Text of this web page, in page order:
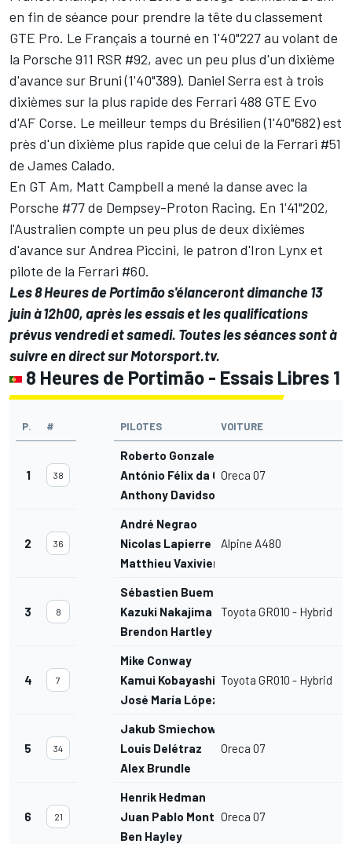
en fin de séance pour prendre la tête du classement
GTE Pro. Le Français a tourné en 1'40"227 au volant de
la Porsche 911 RSR #92, avec un peu plus d'un dixième
d'avance sur Bruni (1'40"389). Daniel Serra est à trois
dixièmes sur la plus rapide des Ferrari 488 GTE Evo
d'AF Corse. Le meilleur temps du Brésilien (1'40"682) est
près d'un dixième plus rapide que celui de la Ferrari #51
de James Calado.
En GT Am, Matt Campbell a mené la danse avec la
Porsche #77 de Dempsey-Proton Racing. En 1'41"202,
l'Australien compte un peu plus de deux dixièmes
d'avance sur Andrea Piccini, le patron d'Iron Lynx et
pilote de la Ferrari #60.
Les 8 Heures de Portimão s'élanceront dimanche 13
juin à 12h00, après les essais et les qualifications
prévus vendredi et samedi. Toutes les séances sont à
suivre en direct surMotorsport.tv.
8 Heures de Portimão - Essais Libres 1
P. # PILOTES VOITURE
1 38
Roberto Gonzalez
António Félix da Costa
Anthony Davidson
Oreca 07
2 36
André Negrao
Nicolas Lapierre
Matthieu Vaxiviere
Alpine A480
3 8
Sébastien Buemi
Kazuki Nakajima
Brendon Hartley
Toyota GR010 - Hybrid
4 7
Mike Conway
Kamui Kobayashi
José María López
Toyota GR010 - Hybrid
5 34
Jakub Smiechowski
Louis Delétraz
Alex Brundle
Oreca 07
6 21
Henrik Hedman
Juan Pablo Montoya
Ben Hayley
Oreca 07